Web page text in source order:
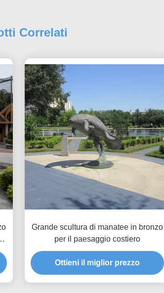
Correlati
Grande scultura di manatee in bronzo
per il paesaggio costiero
Ottieni il miglior prezzo